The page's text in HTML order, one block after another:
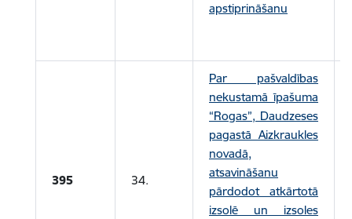
apstiprināšanu
395 34.
Par pašvaldības
nekustamā īpašuma
“Rogas”, Daudzeses
pagastā Aizkraukles
novadā,
atsavināšanu
pārdodot atkārtotā
izsolē un izsoles